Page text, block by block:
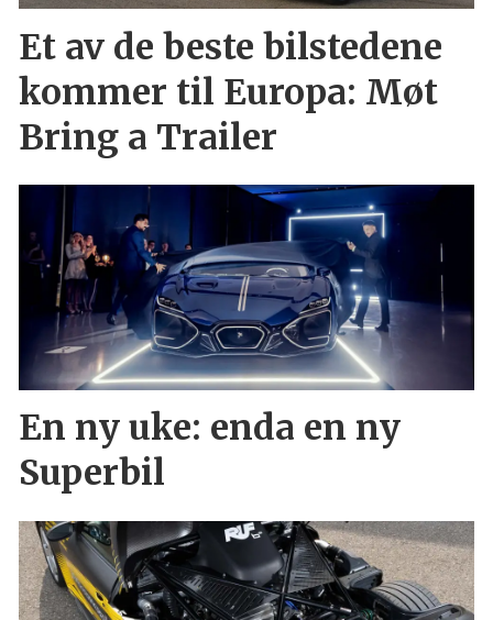
Et av de beste bilstedene
kommer til Europa: Møt
Bring a Trailer
En ny uke: enda en ny
Superbil